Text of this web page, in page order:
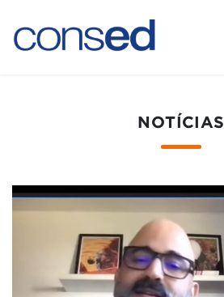
NOTÍCIAS